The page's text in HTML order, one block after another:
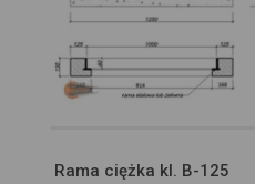
Rama ciężka kl. B-125